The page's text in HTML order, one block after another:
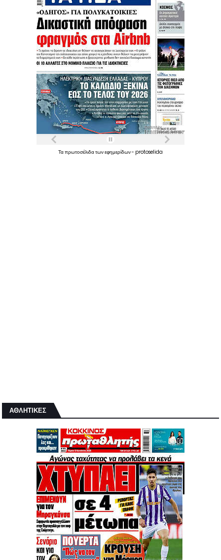
Ταπρωτοσέλιδατωνεφημερίδων- protoselida
ΑΘΛΗΤΙΚΕΣ